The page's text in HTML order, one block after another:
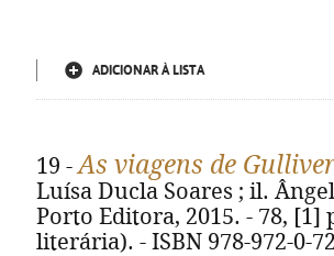
ADICIONAR À LISTA
19 -As viagens de
Luísa Ducla Soares ; il.
Porto Editora, 2015. - 78, [1]
literária). - ISBN 978-972-0-